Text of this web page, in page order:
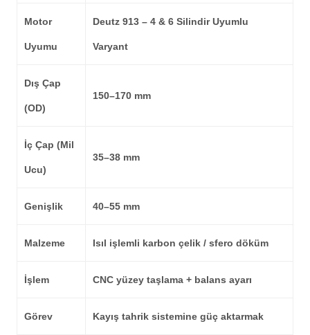
Motor
Uyumu
Deutz 913 – 4 & 6 Silindir Uyumlu
Varyant
Dış Çap
(OD)
150–170 mm
İç Çap (Mil
Ucu)
35–38 mm
Genişlik 40–55 mm
Malzeme Isıl işlemli karbon çelik / sfero döküm
İşlem CNC yüzey taşlama + balans ayarı
Görev Kayış tahrik sistemine güç aktarmak